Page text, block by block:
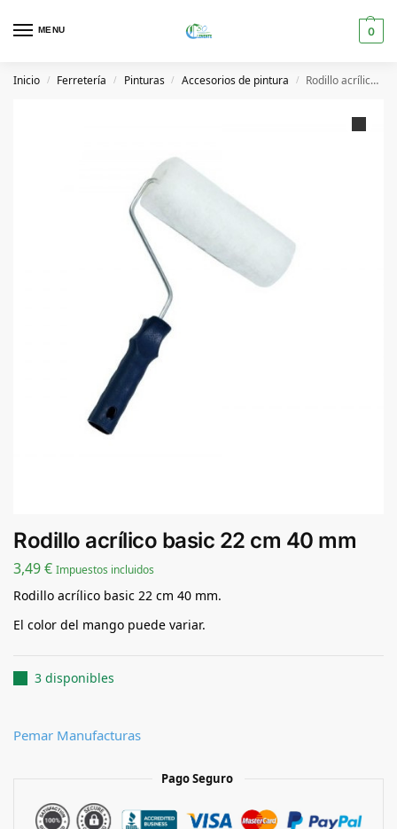
MENU 0
Inicio / Ferretería / Pinturas / Accesorios de pintura / Rodillo acrílico basic 22 cm 40 mm
Rodillo acrílico basic 22 cm 40 mm
3,49€ Impuestos incluidos
Rodillo acrílico basic 22 cm 40 mm.
El color del mango puede variar.
3 disponibles
Pemar Manufacturas
Pago Seguro